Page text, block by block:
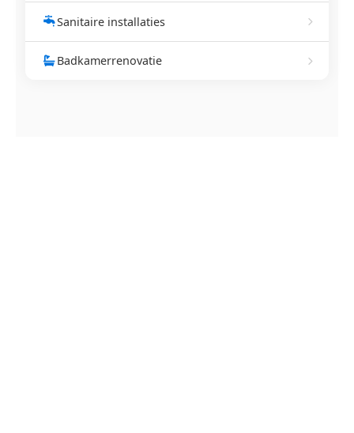
Sanitaire installaties
Badkamerrenovatie